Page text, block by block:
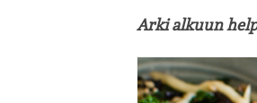
Arki alkuun